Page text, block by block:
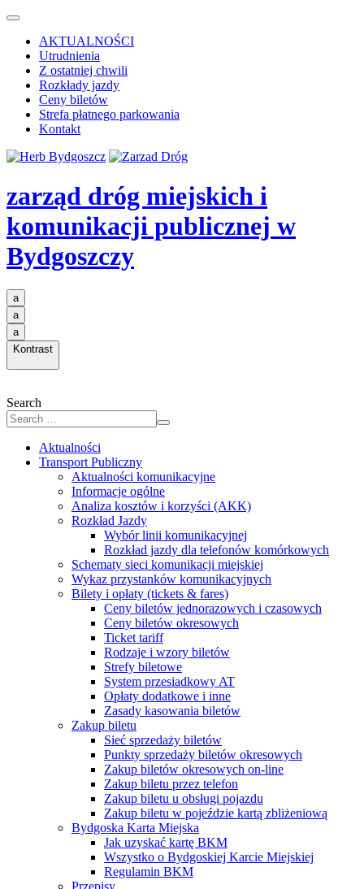
AKTUALNOŚCI
Utrudnienia
Z ostatniej chwili
Rozkłady jazdy
Ceny biletów
Strefa płatnego parkowania
Kontakt
zarząd dróg miejskich i
komunikacji publicznej w
Bydgoszczy
a
a
a
Kontrast
Search
Aktualności
Transport Publiczny
Aktualności komunikacyjne
Informacje ogólne
Analiza kosztów i korzyści (AKK)
Rozkład Jazdy
Wybór linii komunikacyjnej
Rozkład jazdy dla telefonów komórkowych
Schematy sieci komunikacji miejskiej
Wykaz przystanków komunikacyjnych
Bilety i opłaty (tickets & fares)
Ceny biletów jednorazowych i czasowych
Ceny biletów okresowych
Ticket tariff
Rodzaje i wzory biletów
Strefy biletowe
System przesiadkowy AT
Opłaty dodatkowe i inne
Zasady kasowania biletów
Zakup biletu
Sieć sprzedaży biletów
Punkty sprzedaży biletów okresowych
Zakup biletów okresowych on-line
Zakup biletu przez telefon
Zakup biletu u obsługi pojazdu
Zakup biletu w pojeździe kartą zbliżeniową
Bydgoska Karta Miejska
Jak uzyskać kartę BKM
Wszystko o Bydgoskiej Karcie Miejskiej
Regulamin BKM
Przepisy